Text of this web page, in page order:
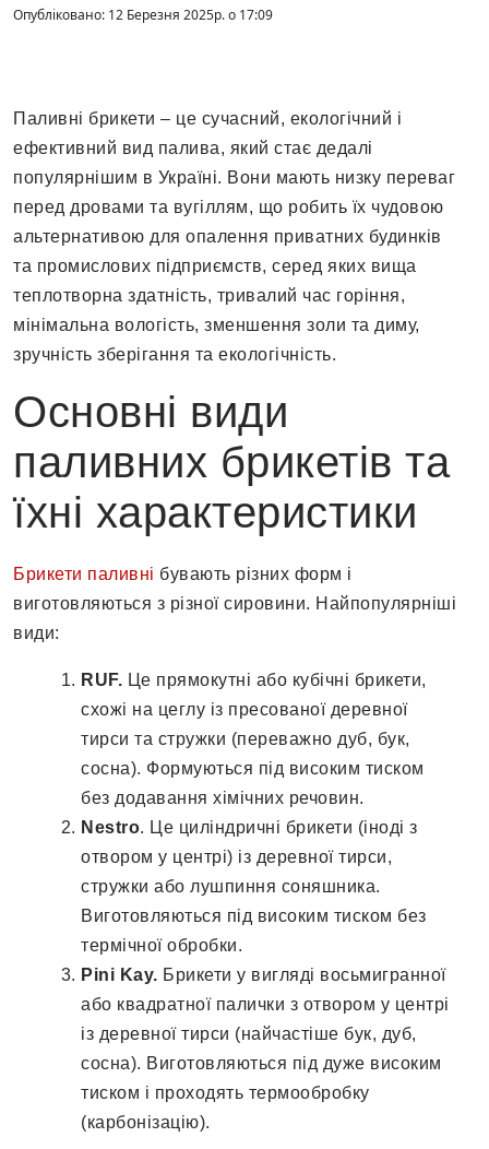
Опубліковано: 12 Березня 2025р. о 17:09
Паливні брикети – це сучасний, екологічний і
ефективний вид палива, який стає дедалі
популярнішим в Україні. Вони мають низку переваг
перед дровами та вугіллям, що робить їх чудовою
альтернативою для опалення приватних будинків
та промислових підприємств, серед яких вища
теплотворна здатність, тривалий час горіння,
мінімальна вологість, зменшення золи та диму,
зручність зберігання та екологічність.
Основні види
паливних брикетів та
їхні характеристики
Брикети паливні бувають різних форм і
виготовляються з різної сировини. Найпопулярніші
види:
RUF. Це прямокутні або кубічні брикети,
схожі на цеглу із пресованої деревної
тирси та стружки (переважно дуб, бук,
сосна). Формуються під високим тиском
без додавання хімічних речовин.
Nestro. Це циліндричні брикети (іноді з
отвором у центрі) із деревної тирси,
стружки або лушпиння соняшника.
Виготовляються під високим тиском без
термічної обробки.
Pini Kay. Брикети у вигляді восьмигранної
або квадратної палички з отвором у центрі
із деревної тирси (найчастіше бук, дуб,
сосна). Виготовляються під дуже високим
тиском і проходять термообробку
(карбонізацію).